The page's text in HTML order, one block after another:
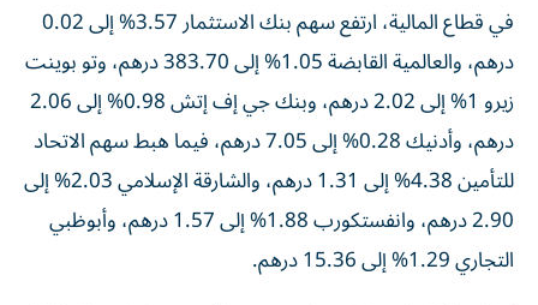
في قطاع المالية، ارتفع سهم بنك الاستثمار 3.57% إلى 0.02
درهم، والعالمية القابضة 1.05% إلى 383.70 درهم، وتو بوينت
زيرو 1% إلى 2.02 درهم، وبنك جي إف إتش 0.98% إلى 2.06
درهم، وأدنيك 0.28% إلى 7.05 درهم، فيما هبط سهم الاتحاد
للتأمين 4.38% إلى 1.31 درهم، والشارقة الإسلامي 2.03% إلى
2.90 درهم، وانفستكورب 1.88% إلى 1.57 درهم، وأبوظبي
التجاري 1.29% إلى 15.36 درهم.